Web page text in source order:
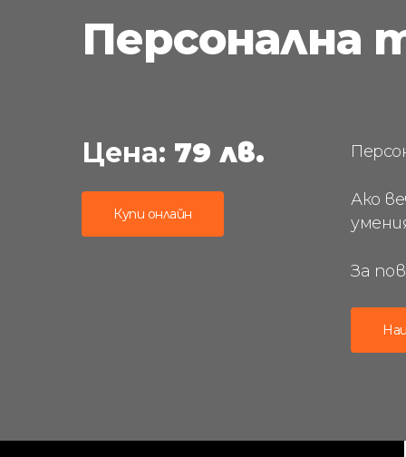
Персонална
Цена: 79 лв.
Купи онлайн
Ако
За